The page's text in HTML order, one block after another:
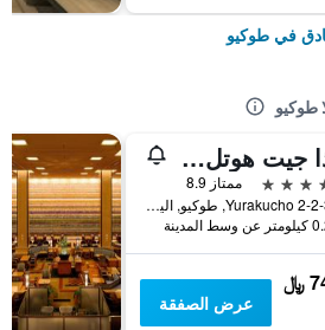
في طوكيو
طوكيو
ذا جيت هوتل طوكيو باي هوليك
ممتاز 8.9
2-2-3 Yurakucho, طوكيو, اليابان
وسط المدينة
﷼
عرض الصفقة